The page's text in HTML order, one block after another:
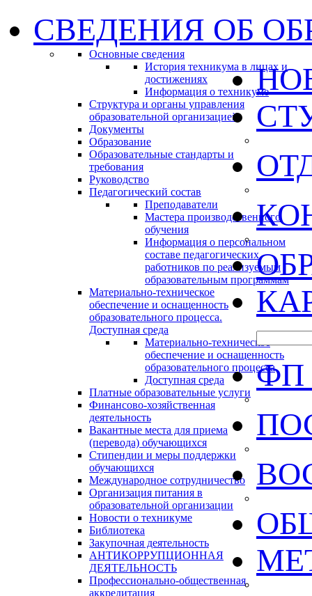
СВЕДЕНИЯ ОБ
Основные сведения
История техникума в лицах и
достижениях
Информация о техникуме
Структура и органы управления
образовательной организацией
Документы
Образование
Образовательные стандарты и
требования
Руководство
Педагогический состав
Преподаватели
Мастера производственного
обучения
Информация о персональном
составе педагогических
работников по реализуемым
образовательным программам
Материально-техническое
обеспечение и оснащенность
образовательного процесса.
Доступная среда
Материально-техническое
обеспечение и оснащенность
образовательного процесса
Доступная среда
Платные образовательные услуги
Финансово-хозяйственная
деятельность
Вакантные места для приема
(перевода) обучающихся
Стипендии и меры поддержки
обучающихся
Международное сотрудничество
Организация питания в
образовательной организации
Новости о техникуме
Библиотека
Закупочная деятельность
АНТИКОРРУПЦИОННАЯ
ДЕЯТЕЛЬНОСТЬ
Профессионально-общественная
аккредитация
ФП